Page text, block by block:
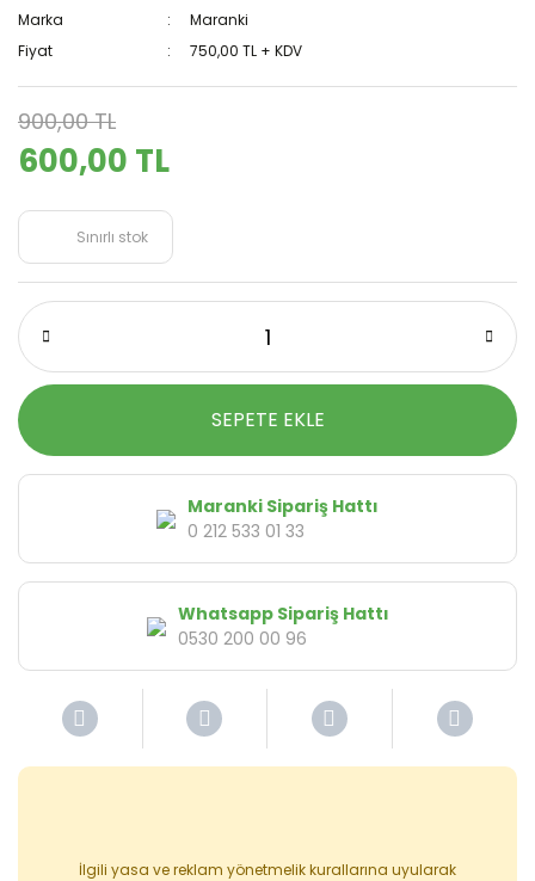
Marka
Maranki
Fiyat
750,00 TL + KDV
900,00 TL
600,00 TL
Sınırlı stok
SEPETE EKLE
Maranki Sipariş Hattı
0 212 533 01 33
Whatsapp Sipariş Hattı
0530 200 00 96
İlgili yasa ve reklam yönetmelik kurallarına uyularak